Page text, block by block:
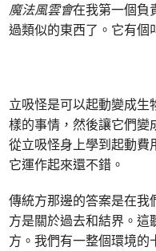
魔法風雲會在我第一個負
過類似的東西了。它有個
立吸怪是可以起動變成生
樣的事情，然後讓它們變
從立吸怪身上學到起動費
它運作起來還不錯。
傳統方那邊的答案是在我
方是關於過去和結界。
方。我們有一整個環境